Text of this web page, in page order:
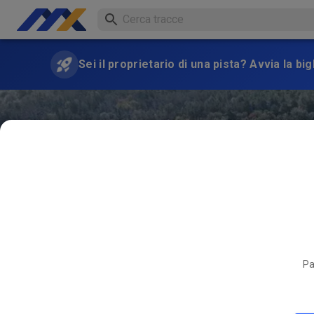
Sei il proprietario di una pista? Avvia la